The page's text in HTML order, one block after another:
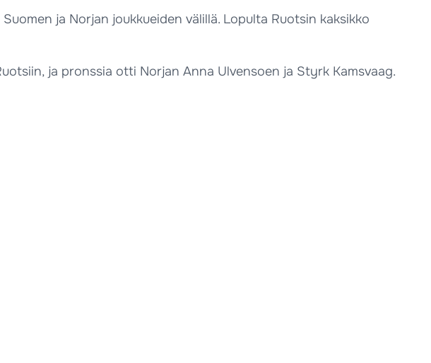
ja Norjan joukkueiden välillä. Lopulta Ruotsin kaksikko
ja pronssia otti Norjan Anna Ulvensoen ja Styrk Kamsvaag.